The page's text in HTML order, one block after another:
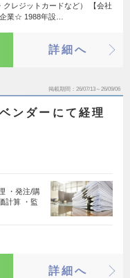
クレジットカードなど） 【会社
業☆ 1988年設…
詳細へ
掲載期間 26/07/13～26/09/06
ンダーにて経理
・発注/購
計算 ・監
詳細へ